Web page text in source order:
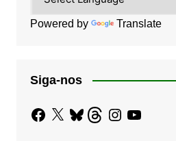
Powered by Translate
Siga-nos
Facebook
X BlueskyThreadsInstagram
YouTube